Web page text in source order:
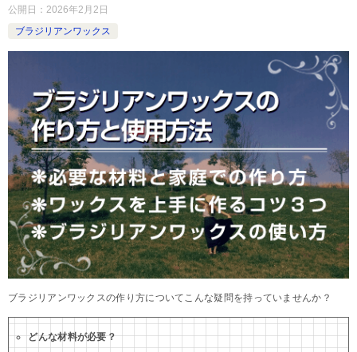
公開日： 2026年2月2日
ブラジリアンワックス
ブラジリアンワックスの作り方についてこんな疑問を持っていませんか？
どんな材料が必要？